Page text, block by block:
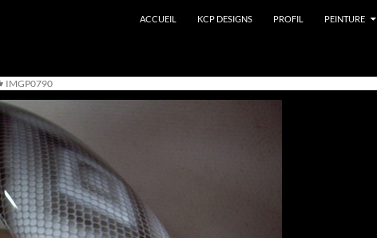
ACCUEIL KCP DESIGNS PROFIL PEINTURE
IMGP0790